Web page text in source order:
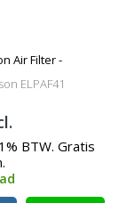
Air Filter -
ELPAF41
BTW. Gratis